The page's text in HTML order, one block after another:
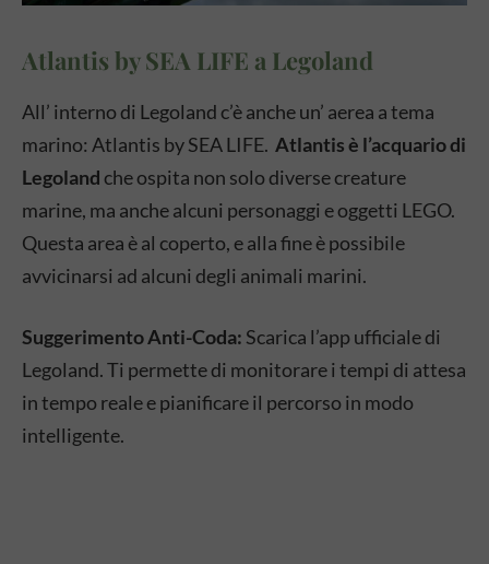
Atlantis by SEA LIFE a Legoland
All’ interno di Legoland c’è anche un’ aerea a tema
marino: Atlantis by SEA LIFE. Atlantis è l’acquario di
Legoland che ospita non solo diverse creature
marine, ma anche alcuni personaggi e oggetti LEGO.
Questa area è al coperto, e alla fine è possibile
avvicinarsi ad alcuni degli animali marini.
Suggerimento Anti-Coda: Scarica l’app ufficiale di
Legoland. Ti permette di monitorare i tempi di attesa
in tempo reale e pianificare il percorso in modo
intelligente.